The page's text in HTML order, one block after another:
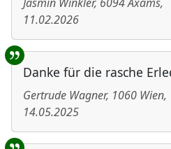
11.02.2026
Danke für die rasche
Gertrude Wagner, 1060 Wien,
14.05.2025